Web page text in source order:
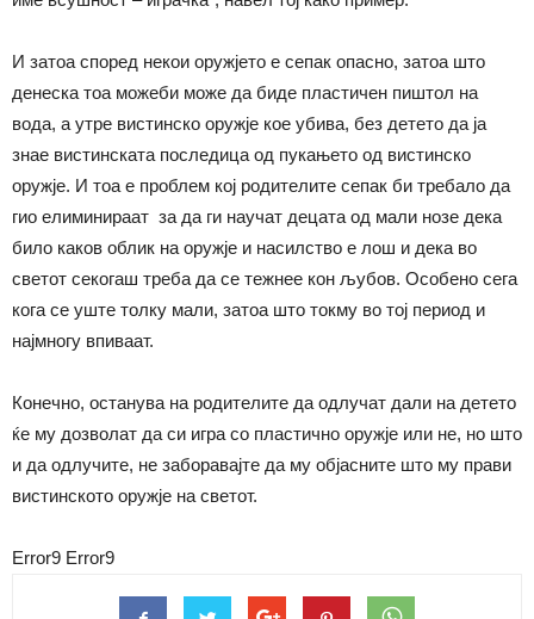
И затоа според некои оружјето е сепак опасно, затоа што
денеска тоа можеби може да биде пластичен пиштол на
вода, а утре вистинско оружје кое убива, без детето да ја
знае вистинската последица од пукањето од вистинско
оружје. И тоа е проблем кој родителите сепак би требало да
гио елиминираат за да ги научат децата од мали нозе дека
било каков облик на оружје и насилство е лош и дека во
светот секогаш треба да се тежнее кон љубов. Особено сега
кога се уште толку мали, затоа што токму во тој период и
најмногу впиваат.
Конечно, останува на родителите да одлучат дали на детето
ќе му дозволат да си игра со пластично оружје или не, но што
и да одлучите, не заборавајте да му објасните што му прави
вистинското оружје на светот.
Error9 Error9